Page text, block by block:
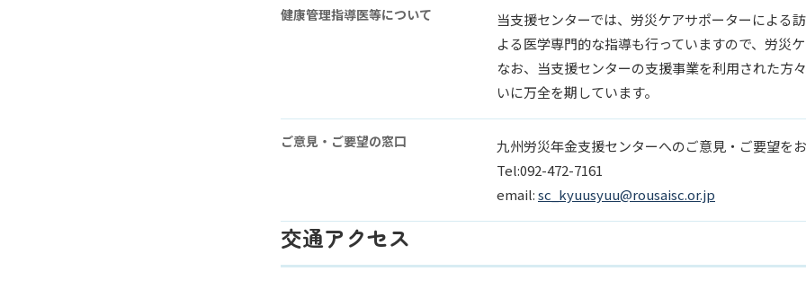
健康管理指導医等について
当支援センターでは、労災ケアサポーターによる
よる医学専門的な指導も行っていますので、労災
なお、当支援センターの支援事業を利用された方
いに万全を期しています。
ご意見・ご要望の窓口
九州労災年金支援センターへのご意見・ご要望を
Tel:092-472-7161
email:sc_kyuusyuu@rousaisc.or.jp
交通アクセス